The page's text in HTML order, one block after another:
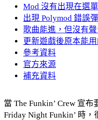
Mod 沒有出現在選
出現 Polymod 錯誤
歌曲能進，但沒有
更新遊戲後原本能
參考資料
官方來源
補充資料
當 The Funkin’ Crew 宣
Friday Night Funkin’ 時